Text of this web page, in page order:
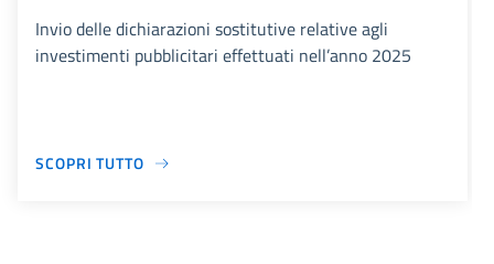
Invio delle dichiarazioni sostitutive relative agli
investimenti pubblicitari effettuati nell’anno 2025
SCOPRI TUTTO